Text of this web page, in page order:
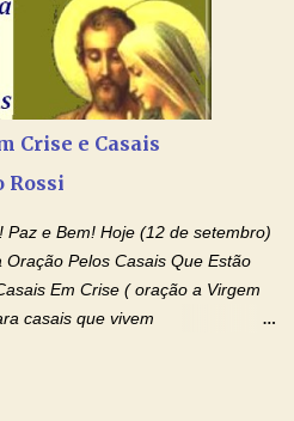
para obter os favores
da Serva de Deus Nhá Chica)
ou intercalados) Nhá Chica,
entre a Bondade Divina e as
vos, como favor espiritual, que
o meu pedido urgente (Fazer
vosso coração bondoso as
Crise e Casais
Rossi
e Bem! Hoje (12 de setembro)
Pelos Casais Que Estão
Em Crise ( oração a Virgem
casais que vivem